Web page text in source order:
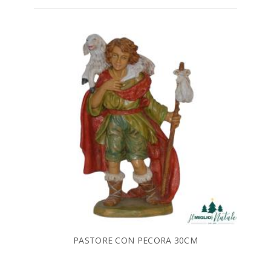
PASTORE CON PECORA 30CM